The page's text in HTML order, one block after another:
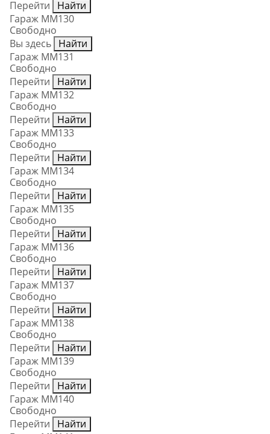
Перейти
Найти
Гараж ММ130
Свободно
Вы здесь Найти
Гараж ММ131
Свободно
Перейти
Найти
Гараж ММ132
Свободно
Перейти
Найти
Гараж ММ133
Свободно
Перейти
Найти
Гараж ММ134
Свободно
Перейти
Найти
Гараж ММ135
Свободно
Перейти
Найти
Гараж ММ136
Свободно
Перейти
Найти
Гараж ММ137
Свободно
Перейти
Найти
Гараж ММ138
Свободно
Перейти
Найти
Гараж ММ139
Свободно
Перейти
Найти
Гараж ММ140
Свободно
Перейти
Найти